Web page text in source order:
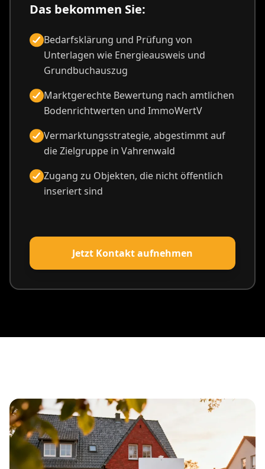
Das bekommen Sie:
Bedarfsklärung und Prüfung von
Unterlagen wie Energieausweis und
Grundbuchauszug
Marktgerechte Bewertung nach amtlichen
Bodenrichtwerten und ImmoWertV
Vermarktungsstrategie, abgestimmt auf
die Zielgruppe in Vahrenwald
Zugang zu Objekten, die nicht öffentlich
inseriert sind
Jetzt Kontakt aufnehmen